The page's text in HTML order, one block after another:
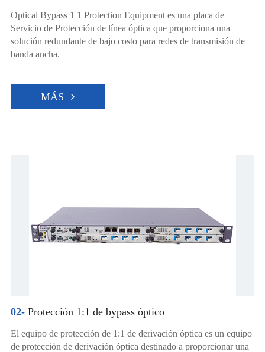
Optical Bypass 1 1 Protection Equipment es una placa de
Servicio de Protección de línea óptica que proporciona una
solución redundante de bajo costo para redes de transmisión de
banda ancha.
MÁS
02-Protección 1:1 de bypass óptico
El equipo de protección de 1:1 de derivación óptica es un equipo
de protección de derivación óptica destinado a proporcionar una